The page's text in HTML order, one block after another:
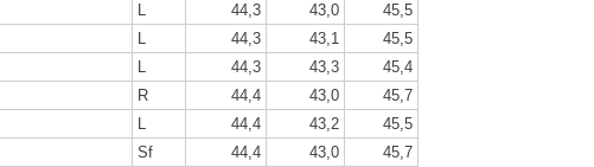
L 44,3 43,0
45,5
L 44,3 43,1
45,5
L 44,3 43,3
45,4
R 44,4 43,0
45,7
L 44,4 43,2
45,5
Sf 44,4 43,0
45,7